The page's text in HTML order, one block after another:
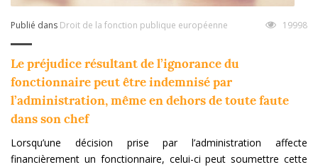
Publié dans Droit de la fonction publique européenne 19998
Le préjudice résultant de l’ignorance du
fonctionnaire peut être indemnisé par
l’administration, même en dehors de toute faute
dans son chef
Lorsqu’une décision prise par l’administration affecte
financièrement un fonctionnaire, celui-ci peut soumettre cette